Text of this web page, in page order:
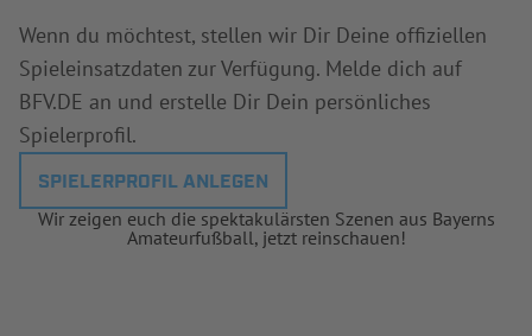
Wenn du möchtest, stellen wir Dir Deine offiziellen
Spieleinsatzdaten zur Verfügung. Melde dich auf
BFV.DE an und erstelle Dir Dein persönliches
Spielerprofil.
SPIELERPROFIL ANLEGEN
Wir zeigen euch die spektakulärsten Szenen aus Bayerns
Amateurfußball, jetzt reinschauen!